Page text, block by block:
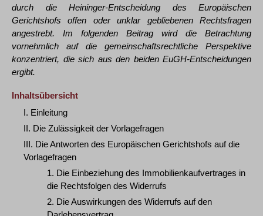
durch die Heininger-Entscheidung des Europäischen
Gerichtshofs offen oder unklar gebliebenen Rechtsfragen
angestrebt. Im folgenden Beitrag wird die Betrachtung
vornehmlich auf die gemeinschaftsrechtliche Perspektive
konzentriert, die sich aus den beiden EuGH-Entscheidungen
ergibt.
Inhaltsübersicht
I. Einleitung
II. Die Zulässigkeit der Vorlagefragen
III. Die Antworten des Europäischen Gerichtshofs auf die
Vorlagefragen
1. Die Einbeziehung des Immobilienkaufvertrages in
die Rechtsfolgen des Widerrufs
2. Die Auswirkungen des Widerrufs auf den